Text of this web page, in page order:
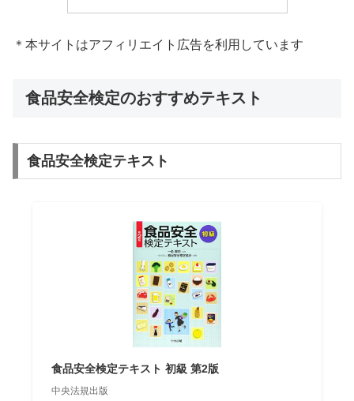
＊本サイトはアフィリエイト広告を利用しています
食品安全検定のおすすめテキスト
食品安全検定テキスト
食品安全検定テキスト 初級 第2版
中央法規出版